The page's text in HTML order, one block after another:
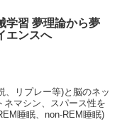
学習 夢理論から夢
エンスへ
、リプレー等)と脳のネッ
ネマシン、スパース性を
睡眠、non-REM睡眠)